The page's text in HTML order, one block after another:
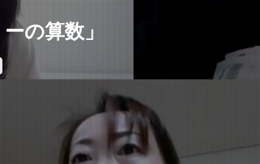
の算数」